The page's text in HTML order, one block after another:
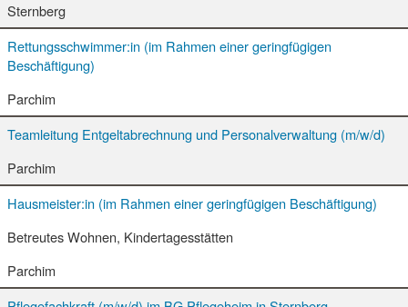
Sternberg
Rettungsschwimmer:in (im Rahmen einer geringfügigen
Beschäftigung)
Parchim
Teamleitung Entgeltabrechnung und Personalverwaltung (m/w/d)
Parchim
Hausmeister:in (im Rahmen einer geringfügigen Beschäftigung)
Betreutes Wohnen, Kindertagesstätten
Parchim